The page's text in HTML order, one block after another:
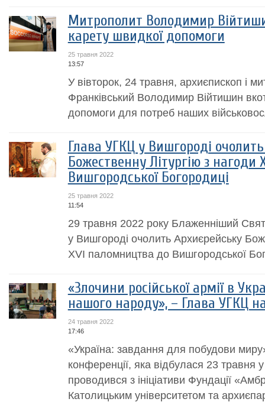
Митрополит Володимир
карету швидкої допомоги
25 травня 2022
13:57
У вівторок, 24 травня, архиєпископ і
Франківський Володимир Війтишин
допомоги для потреб наших
Глава УГКЦ у Вишгороді
Божественну Літургію з
Вишгородської Богородиці
25 травня 2022
11:54
29 травня 2022 року Блаженніший
у Вишгороді очолить Архиєрейську
XVI паломництва до Вишгородської
«Злочини російської армії в
нашого народу», – Глава УГКЦ
24 травня 2022
17:46
«Україна: завдання для побудови
конференції, яка відбулася 23 травня у
проводився з ініціативи Фундації
Католицьким університетом та